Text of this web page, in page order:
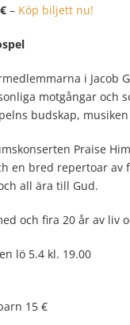
– Köp biljett nu!
i Jacob
motgångar och
budskap,
Praise
en bred repertoar av
all ära till Gud.
och fira 20 år av liv
lö 5.4 kl. 19.00
15 €